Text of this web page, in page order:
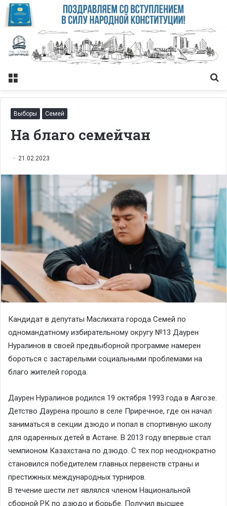
Меню
Выборы Семей
На благо семейчан
21.02.2023
Кандидат в депутаты Маслихата города Семей по
одномандатному избирательному округу №13 Даурен
Нуралинов в своей предвыборной программе намерен
бороться с застарелыми социальными проблемами на
благо жителей города.
Даурен Нуралинов родился 19 октября 1993 года в Аягозе.
Детство Даурена прошло в селе Приречное, где он начал
заниматься в секции дзюдо и попал в спортивную школу
для одаренных детей в Астане. В 2013 году впервые стал
чемпионом Казахстана по дзюдо. С тех пор неоднократно
становился победителем главных первенств страны и
престижных международных турниров.
В течение шести лет являлся членом Национальной
сборной РК по дзюдо и борьбе. Получил высшее